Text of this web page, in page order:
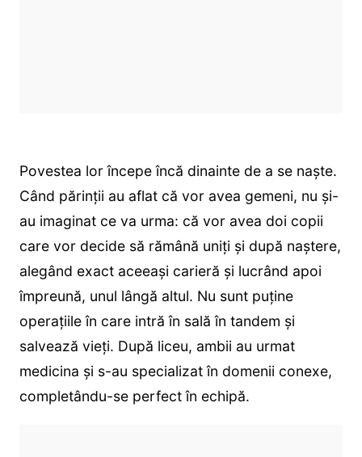
Povestea lor începe încă dinainte de a se naște.
Când părinții au aflat că vor avea gemeni, nu și-
au imaginat ce va urma: că vor avea doi copii
care vor decide să rămână uniți și după naștere,
alegând exact aceeași carieră și lucrând apoi
împreună, unul lângă altul. Nu sunt puține
operațiile în care intră în sală în tandem și
salvează vieți. După liceu, ambii au urmat
medicina și s-au specializat în domenii conexe,
completându-se perfect în echipă.